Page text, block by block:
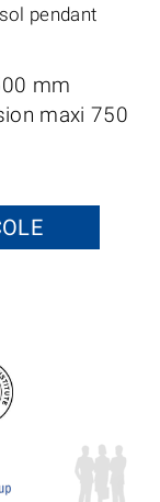
pendant
mm
maxi 750